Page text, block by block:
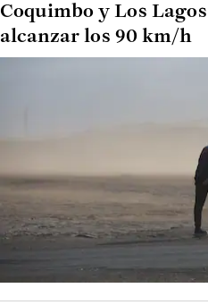
Coquimbo y Los
alcanzar los 90 km/h